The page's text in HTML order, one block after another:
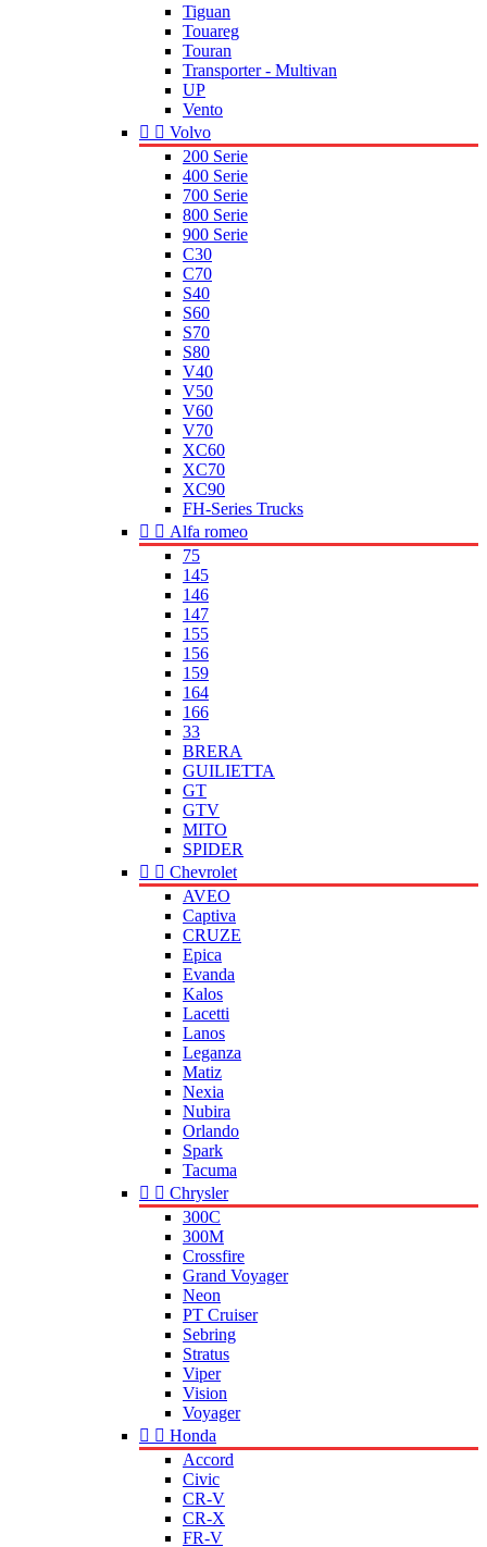
Tiguan
Touareg
Touran
Transporter - Multivan
UP
Vento
  Volvo
200 Serie
400 Serie
700 Serie
800 Serie
900 Serie
C30
C70
S40
S60
S70
S80
V40
V50
V60
V70
XC60
XC70
XC90
FH-Series Trucks
  Alfa romeo
75
145
146
147
155
156
159
164
166
33
BRERA
GUILIETTA
GT
GTV
MITO
SPIDER
  Chevrolet
AVEO
Captiva
CRUZE
Epica
Evanda
Kalos
Lacetti
Lanos
Leganza
Matiz
Nexia
Nubira
Orlando
Spark
Tacuma
  Chrysler
300C
300M
Crossfire
Grand Voyager
Neon
PT Cruiser
Sebring
Stratus
Viper
Vision
Voyager
  Honda
Accord
Civic
CR-V
CR-X
FR-V